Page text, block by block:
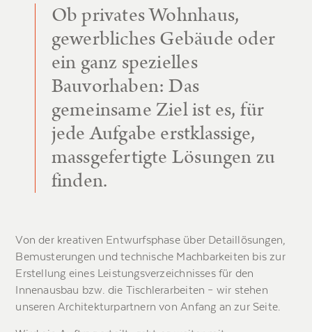
Ob privates Wohnhaus,
gewerbliches Gebäude oder
ein ganz spezielles
Bauvorhaben: Das
gemeinsame Ziel ist es, für
jede Aufgabe erstklassige,
massgefertigte Lösungen zu
finden.
Von der kreativen Entwurfsphase über Detaillösungen,
Bemusterungen und technische Machbarkeiten bis zur
Erstellung eines Leistungsverzeichnisses für den
Innenausbau bzw. die Tischlerarbeiten – wir stehen
unseren Architekturpartnern von Anfang an zur Seite.